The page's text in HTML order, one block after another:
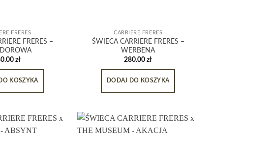
FRERES
FRERES –
zł
KOSZYKA
CARRIERE FRERES
ŚWIECA CARRIERE FRERES –
WERBENA
280.00zł
DODAJ DO KOSZYKA